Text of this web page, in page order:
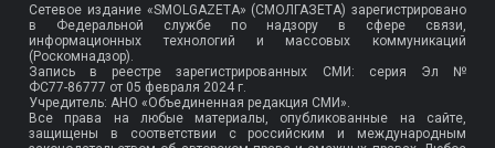
Сетевое издание «SMOLGAZETA» (СМОЛГАЗЕТА) зарегистрировано
в Федеральной службе по надзору в сфере связи,
информационных технологий и массовых коммуникаций
(Роскомнадзор).
Запись в реестре зарегистрированных СМИ: серия Эл №
ФС77-86777 от 05 февраля 2024 г.
Учредитель: АНО «Объединенная редакция СМИ».
Все права на любые материалы, опубликованные на сайте,
защищены в соответствии с российским и международным